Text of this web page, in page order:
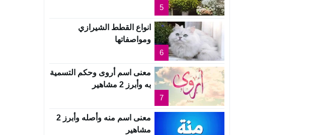
5
6
انواع القطط الشيرازي
ومواصفاتها
7
معنى اسم أروى وحكم التسمية
به وأبرز 2 مشاهير
معنى اسم منه وأصله وأبرز 2
مشاهير